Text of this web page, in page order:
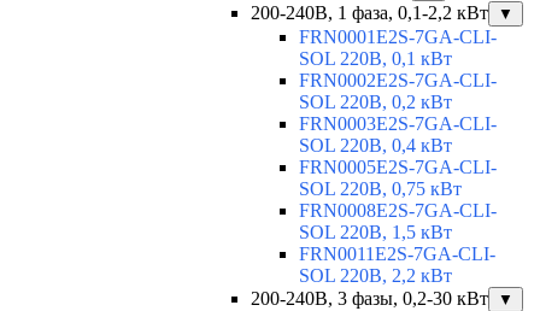
200-240В, 1 фаза, 0,1-2,2 кВт ▼
FRN0001E2S-7GA-CLI-
SOL 220В, 0,1 кВт
FRN0002E2S-7GA-CLI-
SOL 220В, 0,2 кВт
FRN0003E2S-7GA-CLI-
SOL 220В, 0,4 кВт
FRN0005E2S-7GA-CLI-
SOL 220В, 0,75 кВт
FRN0008E2S-7GA-CLI-
SOL 220В, 1,5 кВт
FRN0011E2S-7GA-CLI-
SOL 220В, 2,2 кВт
200-240В, 3 фазы, 0,2-30 кВт
▼